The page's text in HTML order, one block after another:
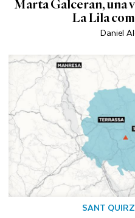
Marta Galceran, una
La Lila com
Daniel
SANT